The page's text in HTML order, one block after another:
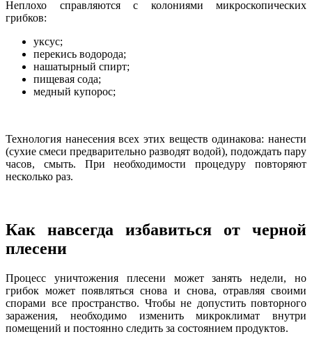
Неплохо справляются с колониями микроскопических
грибков:
уксус;
перекись водорода;
нашатырный спирт;
пищевая сода;
медный купорос;
Технология нанесения всех этих веществ одинакова: нанести
(сухие смеси предварительно разводят водой), подождать пару
часов, смыть. При необходимости процедуру повторяют
несколько раз.
Как навсегда избавиться от черной
плесени
Процесс уничтожения плесени может занять недели, но
грибок может появляться снова и снова, отравляя своими
спорами все пространство. Чтобы не допустить повторного
заражения, необходимо изменить микроклимат внутри
помещений и постоянно следить за состоянием продуктов.